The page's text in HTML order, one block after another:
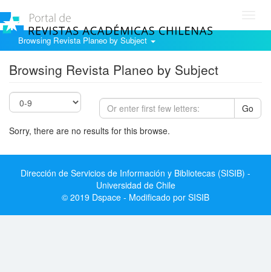
Browsing Revista Planeo by Subject
Browsing Revista Planeo by Subject
Go
Sorry, there are no results for this browse.
Dirección de Servicios de Información y Bibliotecas (SISIB) -
Universidad de Chile
© 2019 Dspace - Modificado por SISIB